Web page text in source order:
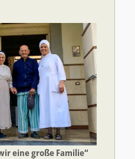
eine große Familie“